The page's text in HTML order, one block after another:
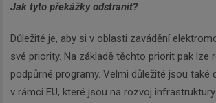
Jak tyto překážky odstranit?
Důležité je, aby si v oblasti zavádění
své priority. Na základě těchto priorit pak lze
podpůrné programy. Velmi důležité jsou také
v rámci EU, které jsou na rozvoj